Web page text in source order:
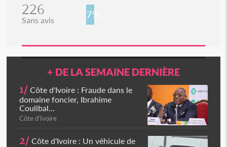
226
Sans avis 7%
+ DE LA SEMAINE DERNIÈRE
1/ Côte d'Ivoire : Fraude dans le
domaine foncier, Ibrahime
Coulibal...
Côte d'Ivoire
2/ Côte d'Ivoire : Un véhicule de